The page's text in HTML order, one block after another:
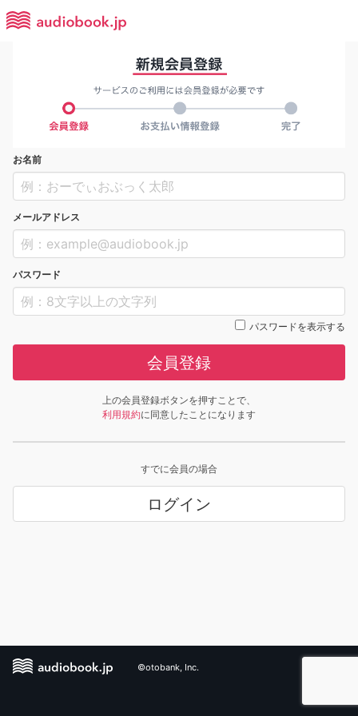
お名前
メールアドレス
パスワード
パスワードを表示する
会員登録
上の会員登録ボタンを押すことで、
利用規約に同意したことになります
すでに会員の場合
ログイン
©otobank, Inc.